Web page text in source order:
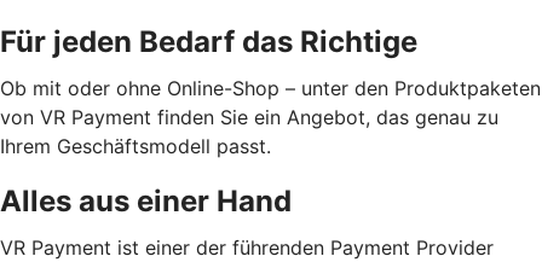
Für jeden Bedarf das Richtige
Ob mit oder ohne Online-Shop – unter den Produktpaketen
von VR Payment finden Sie ein Angebot, das genau zu
Ihrem Geschäftsmodell passt.
Alles aus einer Hand
VR Payment ist einer der führenden Payment Provider